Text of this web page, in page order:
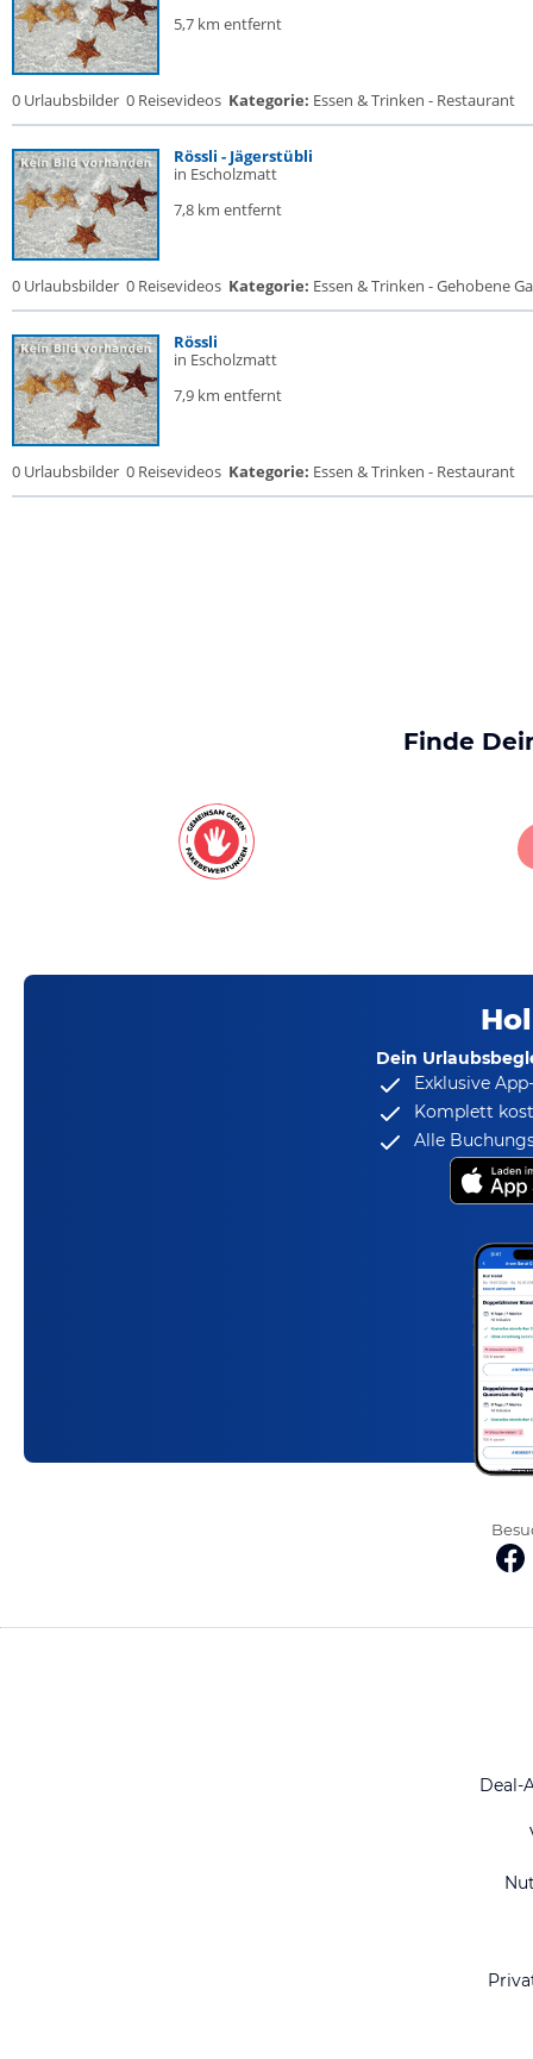
5,7 km entfernt
0 Urlaubsbilder 0 Reisevideos Kategorie: Essen & Trinken - Restaurant
Rössli - Jägerstübli
in Escholzmatt
7,8 km entfernt
0 Urlaubsbilder 0 Reisevideos Kategorie: Essen & Trinken - Gehobene
Rössli
in Escholzmatt
7,9 km entfernt
0 Urlaubsbilder 0 Reisevideos Kategorie: Essen & Trinken - Restaurant
Finde
Dein
Exklusive
Komplett
Alle
Deal-